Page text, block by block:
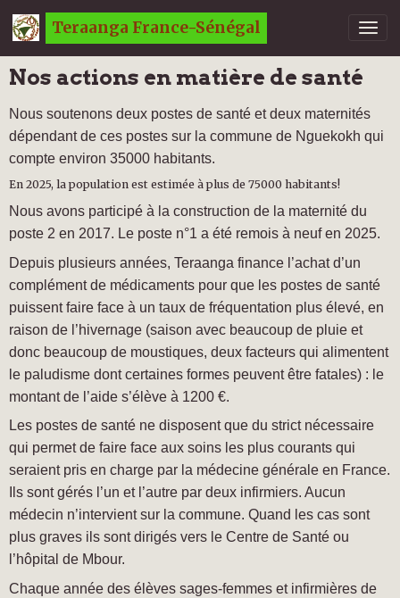
Teraanga France-Sénégal
Nos actions en matière de santé
Nous soutenons deux postes de santé et deux maternités
dépendant de ces postes sur la commune de Nguekokh qui
compte environ 35000 habitants.
En 2025, la population est estimée à plus de 75000 habitants!
Nous avons participé à la construction de la maternité du
poste 2 en 2017. Le poste n°1 a été remois à neuf en 2025.
Depuis plusieurs années, Teraanga finance l’achat d’un
complément de médicaments pour que les postes de santé
puissent faire face à un taux de fréquentation plus élevé, en
raison de l’hivernage (saison avec beaucoup de pluie et
donc beaucoup de moustiques, deux facteurs qui alimentent
le paludisme dont certaines formes peuvent être fatales) : le
montant de l’aide s’élève à 1200 €.
Les postes de santé ne disposent que du strict nécessaire
qui permet de faire face aux soins les plus courants qui
seraient pris en charge par la médecine générale en France.
Ils sont gérés l’un et l’autre par deux infirmiers. Aucun
médecin n’intervient sur la commune. Quand les cas sont
plus graves ils sont dirigés vers le Centre de Santé ou
l’hôpital de Mbour.
Chaque année des élèves sages-femmes et infirmières de